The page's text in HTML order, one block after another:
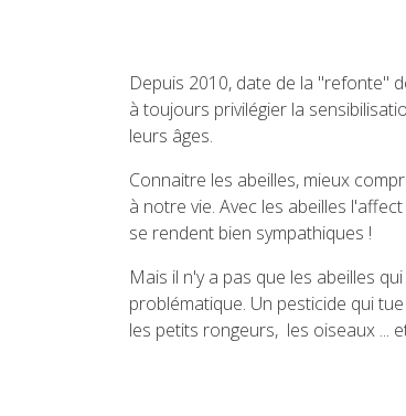
Depuis 2010, date de la "refonte"
à toujours privilégier la
leurs âges.
Connaitre les abeilles, mieux
à notre vie. Avec les abeilles
se rendent bien sympathiques !
Mais il n'y a pas que les abeilles
problématique. Un pesticide qui
les petits rongeurs, les oiseaux ...